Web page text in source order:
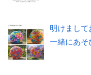
明けまして
一緒にあそ